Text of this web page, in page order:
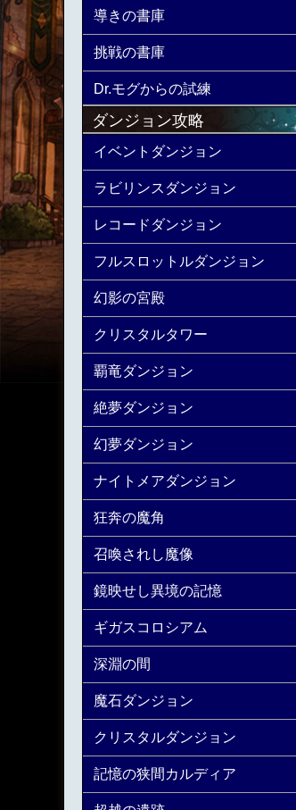
導きの書庫
挑戦の書庫
Dr.モグからの試練
ダンジョン攻略
イベントダンジョン
ラビリンスダンジョン
レコードダンジョン
フルスロットルダンジョン
幻影の宮殿
クリスタルタワー
覇竜ダンジョン
絶夢ダンジョン
幻夢ダンジョン
ナイトメアダンジョン
狂奔の魔角
召喚されし魔像
鏡映せし異境の記憶
ギガスコロシアム
深淵の間
魔石ダンジョン
クリスタルダンジョン
記憶の狭間カルディア